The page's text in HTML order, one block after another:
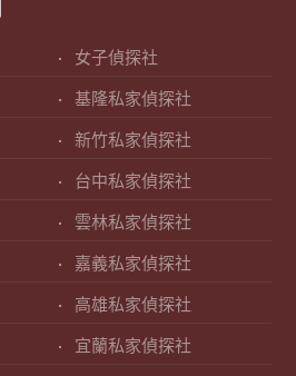
女子偵探社
基隆私家偵探社
新竹私家偵探社
台中私家偵探社
雲林私家偵探社
嘉義私家偵探社
高雄私家偵探社
宜蘭私家偵探社